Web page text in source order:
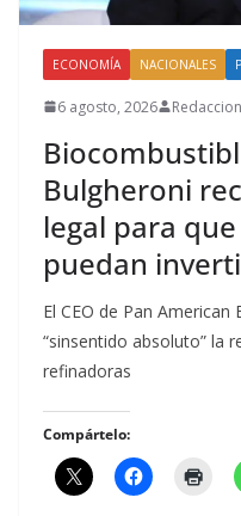
ECONOMÍA NACIONALES
6 agosto, 2026 Redaccion
Bulgheroni
legal para
puedan
El CEO de Pan
“sinsentido absoluto” la
refinadoras
Compártelo: